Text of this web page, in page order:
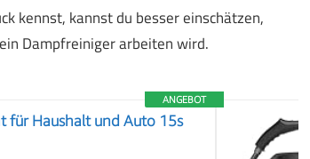
kennst, kannst du besser einschätzen,
Dampfreiniger arbeiten wird.
ANGEBOT
für Haushalt und Auto 15s